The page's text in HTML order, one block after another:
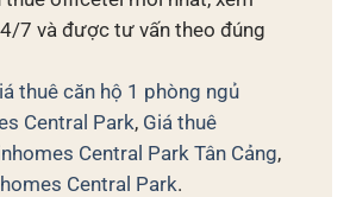
7 và được tư vấn theo đúng
thuê căn hộ 1 phòng ngủ
Central Park, Giá thuê
Central Park Tân Cảng,
Central Park.